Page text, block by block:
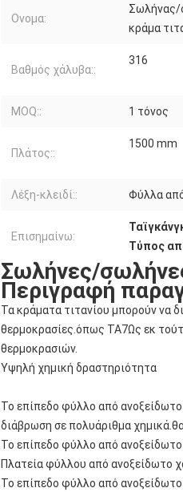
Ονομα:
Σωλήνας/
κράμα
Βαθμός χάλυβα::
316
MOQ:: 1 τόνος
Πλάτος::
1500 mm
Λέξη-κλειδί:: Φύλλα
Επισημαίνω:
Τύπος
Σωλήνες/
Περιγραφή
Τα κράματα τιτανίου μπορούν να
θερμοκρασίες.όπως TA7Ως εκ
θερμοκρασιών.
Υψηλή χημική δραστηριότητα
Το επίπεδο φύλλο από
διάβρωση σε πολυάριθμα
Το επίπεδο φύλλο από ανοξείδωτο
Πλατεία φύλλου από ανοξείδωτο
Το επίπεδο φύλλο από